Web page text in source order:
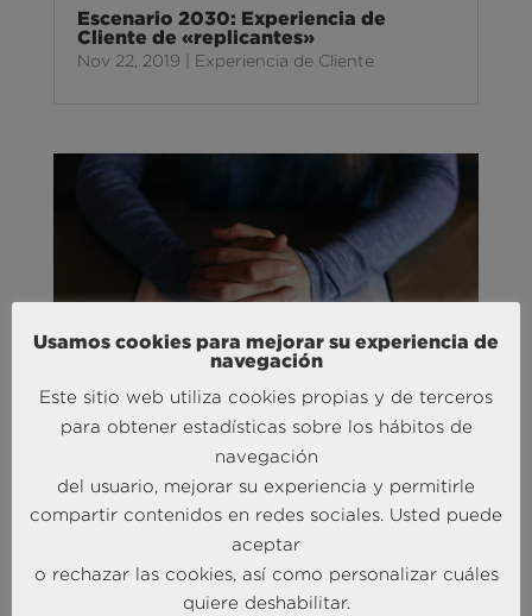
Escenario 2030: Experiencia de
Cliente de «replicantes»
Nov 22, 2019 Experiencia de Cliente
Ganar «creyentes» es la verdadera
conversión
Oct 4, 2019|Experiencia de Cliente
Usamos cookies para mejorar su experiencia de
navegación
Este sitio web utiliza cookies propias y de terceros
para obtener estadísticas sobre los hábitos de
navegación
del usuario, mejorar su experiencia y permitirle
compartir contenidos en redes sociales. Usted puede
aceptar
o rechazar las cookies, así como personalizar cuáles
quiere deshabilitar.